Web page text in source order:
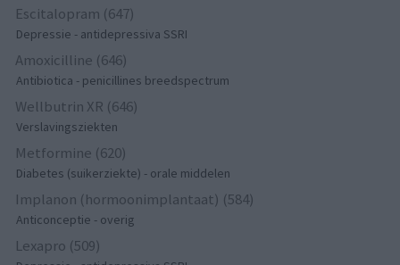
Escitalopram (647)
Depressie - antidepressiva SSRI
Amoxicilline (646)
Antibiotica - penicillines breedspectrum
Wellbutrin XR (646)
Verslavingsziekten
Metformine (620)
Diabetes (suikerziekte) - orale middelen
Implanon (hormoonimplantaat) (584)
Anticonceptie - overig
Lexapro (509)